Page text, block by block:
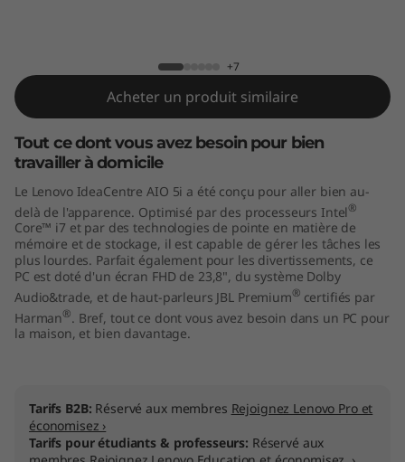
6
2
4
n
+7
Acheter un produit similaire
Tout ce dont vous avez besoin pour bien
travailler à domicile
Le Lenovo IdeaCentre AIO 5i a été conçu pour aller bien au-
delà de l'apparence. Optimisé par des processeurs Intel®
Core™ i7 et par des technologies de pointe en matière de
mémoire et de stockage, il est capable de gérer les tâches les
plus lourdes. Parfait également pour les divertissements, ce
PC est doté d'un écran FHD de 23,8", du système Dolby
Audio&trade, et de haut-parleurs JBL Premium® certifiés par
Harman®. Bref, tout ce dont vous avez besoin dans un PC pour
la maison, et bien davantage.
Tarifs B2B: Réservé aux membres Rejoignez Lenovo Pro et
économisez ›
Tarifs pour étudiants & professeurs: Réservé aux